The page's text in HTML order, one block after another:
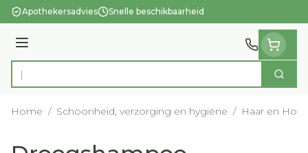
Ga naar de inhoud
Apothekersadvies Snelle beschikbaarheid
Menu
Product, merk, categorie... Zoek
Home / Schoonheid, verzorging en hygiëne / Haar en